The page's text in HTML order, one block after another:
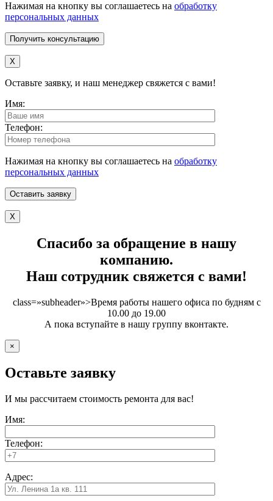
Нажимая на кнопку вы соглашаетесь на обработку
персональных данных
X
Оставьте заявку, и наш менеджер свяжется с вами!
Имя:
Телефон:
Нажимая на кнопку вы соглашаетесь на обработку
персональных данных
X
Спасибо за обращение в нашу
компанию.
Наш сотрудник свяжется с вами!
class=»subheader»>Время работы нашего офиса по будням с
10.00 до 19.00
А пока вступайте в нашу группу вконтакте.
×
Оставьте заявку
И мы рассчитаем стоимость ремонта для вас!
Имя:
Телефон:
Адрес: